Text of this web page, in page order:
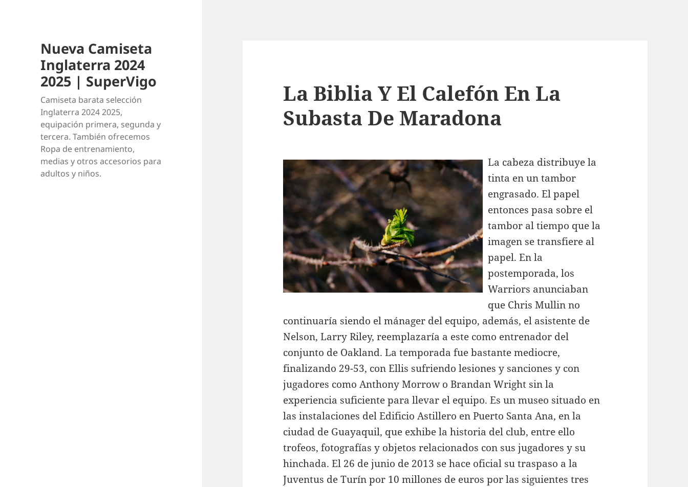
Nueva Camiseta
Inglaterra 2024
2025 | SuperVigo
Camiseta barata selección
Inglaterra 2024 2025,
equipación primera, segunda y
tercera. También ofrecemos
Ropa de entrenamiento,
medias y otros accesorios para
adultos y niños.
La Biblia Y El Calefón En La
Subasta De Maradona
La cabeza distribuye la
tinta en un tambor
engrasado. El papel
entonces pasa sobre el
tambor al tiempo que la
imagen se transfiere al
papel. En la
postemporada, los
Warriors anunciaban
que Chris Mullin no
continuaría siendo el mánager del equipo, además, el asistente de
Nelson, Larry Riley, reemplazaría a este como entrenador del
conjunto de Oakland. La temporada fue bastante mediocre,
finalizando 29-53, con Ellis sufriendo lesiones y sanciones y con
jugadores como Anthony Morrow o Brandan Wright sin la
experiencia suficiente para llevar el equipo. Es un museo situado en
las instalaciones del Edificio Astillero en Puerto Santa Ana, en la
ciudad de Guayaquil, que exhibe la historia del club, entre ello
trofeos, fotografías y objetos relacionados con sus jugadores y su
hinchada. El 26 de junio de 2013 se hace oficial su traspaso a la
Juventus de Turín por 10 millones de euros por las siguientes tres